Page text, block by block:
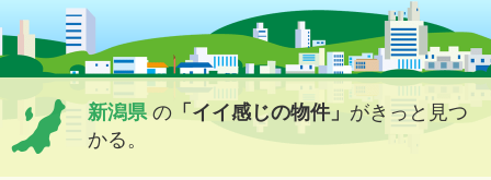
新潟県の 「イイ感じの物件」 がきっと見つ
かる。